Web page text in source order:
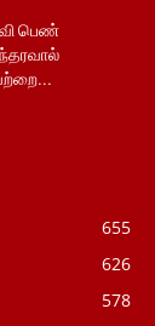
பெண்
655
626
578